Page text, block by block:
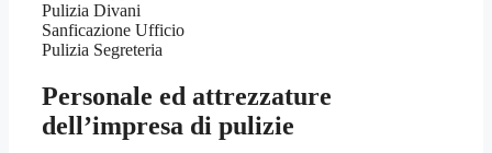
Pulizia Divani
Sanficazione Ufficio
Pulizia Segreteria
Personale ed attrezzature
dell’impresa di pulizie